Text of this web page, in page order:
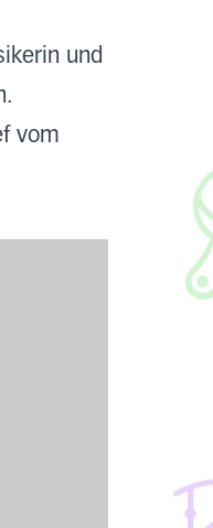
und
vom